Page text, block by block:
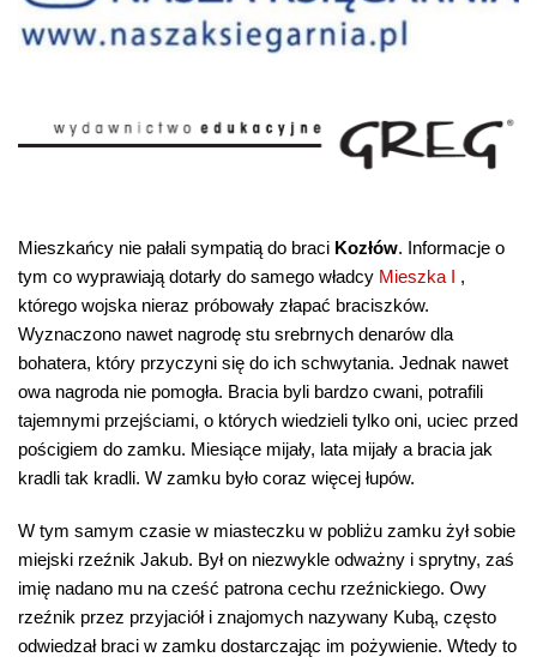
Mieszkańcy nie pałali sympatią do braci Kozłów. Informacje o
tym co wyprawiają dotarły do samego władcy Mieszka I ,
którego wojska nieraz próbowały złapać braciszków.
Wyznaczono nawet nagrodę stu srebrnych denarów dla
bohatera, który przyczyni się do ich schwytania. Jednak nawet
owa nagroda nie pomogła. Bracia byli bardzo cwani, potrafili
tajemnymi przejściami, o których wiedzieli tylko oni, uciec przed
pościgiem do zamku. Miesiące mijały, lata mijały a bracia jak
kradli tak kradli. W zamku było coraz więcej łupów.
W tym samym czasie w miasteczku w pobliżu zamku żył sobie
miejski rzeźnik Jakub. Był on niezwykle odważny i sprytny, zaś
imię nadano mu na cześć patrona cechu rzeźnickiego. Owy
rzeźnik przez przyjaciół i znajomych nazywany Kubą, często
odwiedzał braci w zamku dostarczając im pożywienie. Wtedy to